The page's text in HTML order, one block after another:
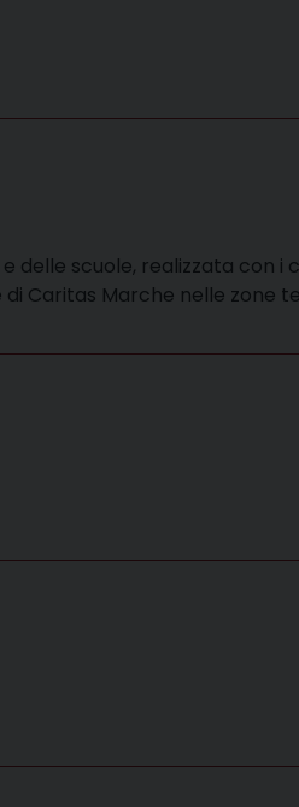
scuole, realizzata con
di Caritas Marche nelle zone